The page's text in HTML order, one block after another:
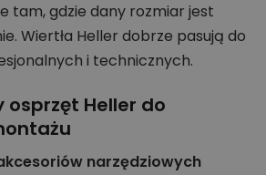
tam, gdzie dany rozmiar jest
Wiertła Heller dobrze pasują do
i technicznych.
osprzęt Heller do
narzędziowych